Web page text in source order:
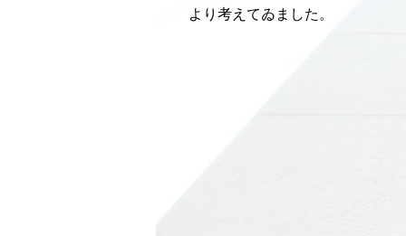
より考えてゐました。